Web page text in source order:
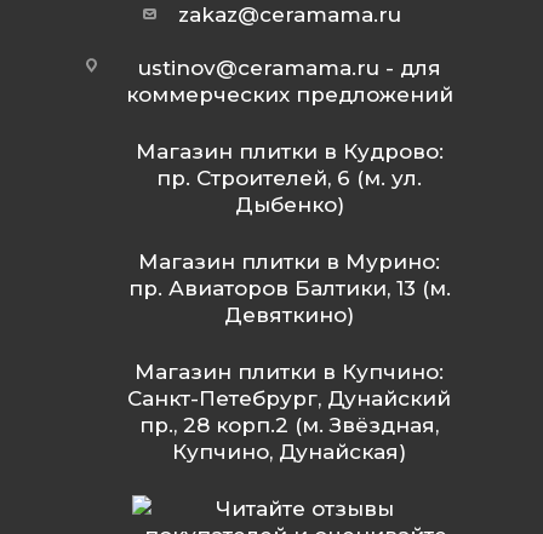
zakaz@ceramama.ru
ustinov@ceramama.ru - для
коммерческих предложений
Магазин плитки в Кудрово:
пр. Строителей, 6 (м. ул.
Дыбенко)
Магазин плитки в Мурино:
пр. Авиаторов Балтики, 13 (м.
Девяткино)
Магазин плитки в Купчино:
Санкт-Петебрург, Дунайский
пр., 28 корп.2 (м. Звёздная,
Купчино, Дунайская)